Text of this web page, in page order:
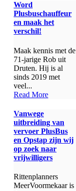
Word
Plusbuschauffeur
en maak het
verschil!
Maak kennis met de
71-jarige Rob uit
Druten. Hij is al
sinds 2019 met
veel...
Read More
Vanwege
uitbreiding van
vervoer PlusBus
en Opstap zijn wij
op zoek naar
vrijwilligers
Rittenplanners
MeerVoormekaar is